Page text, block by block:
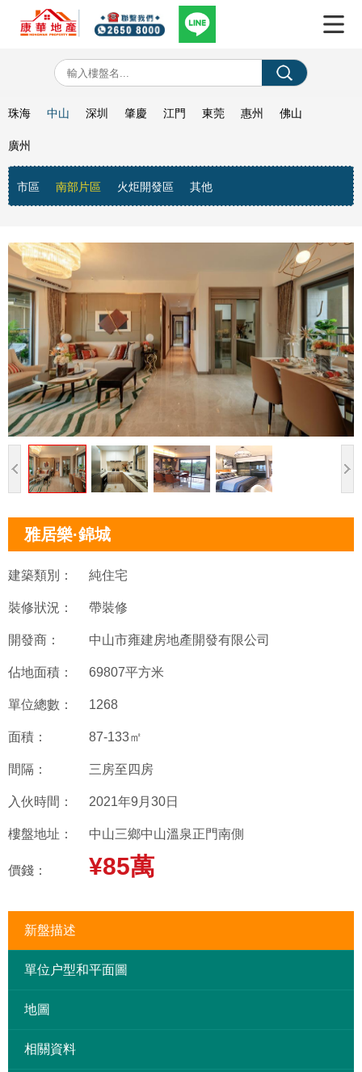
珠海 中山
市區 南部片區 火炬開發區 其他
深圳 肇慶 江門 東莞 惠州 佛山
廣州
雅居樂·錦城
建築類別： 純住宅
裝修狀況： 帶裝修
開發商： 中山市雍建房地產開發有限公司
佔地面積： 69807平方米
單位總數： 1268
面積： 87-133㎡
間隔： 三房至四房
入伙時間： 2021年9月30日
樓盤地址： 中山三鄉中山溫泉正門南側
價錢： ¥85萬
新盤描述
單位户型和平面圖
地圖
相關資料